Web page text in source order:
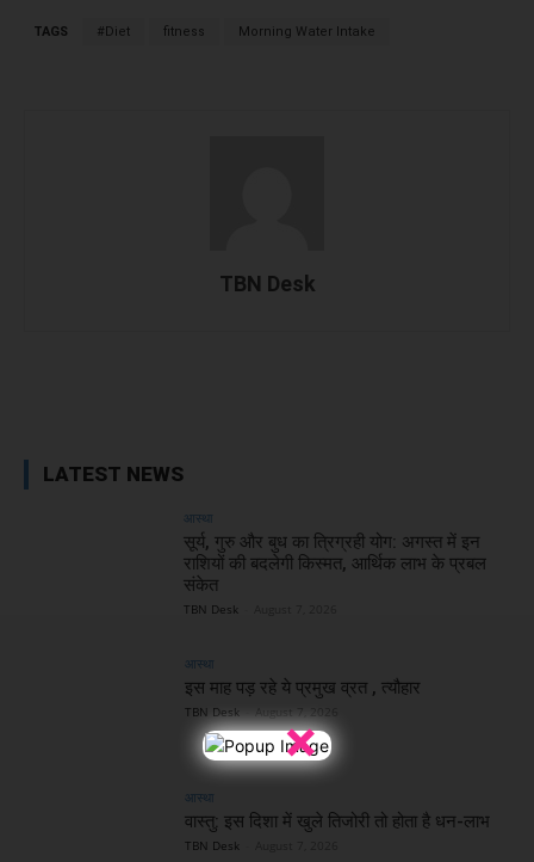
×
TAGS #Diet fitness Morning Water Intake
TBN Desk
LATEST NEWS
आस्था
सूर्य, गुरु और बुध का त्रिग्रही योग: अगस्त में इन
राशियों की बदलेगी किस्मत, आर्थिक लाभ के प्रबल
संकेत
TBN Desk
आस्था
इस माह पड़ रहे ये प्रमुख व्रत , त्यौहार
TBN Desk August 7, 2026
आस्था
वास्तु: इस दिशा में खुले तिजोरी तो होता है धन-लाभ
TBN Desk